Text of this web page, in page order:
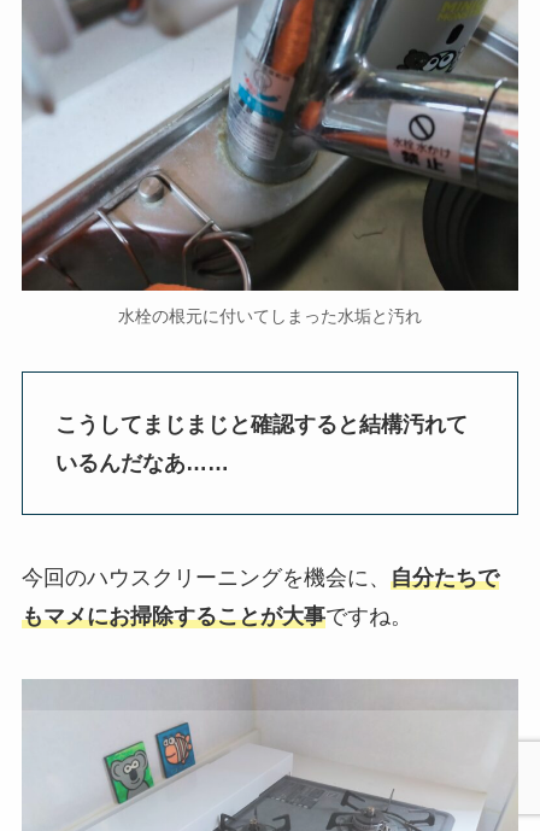
水栓の根元に付いてしまった水垢と汚れ
こうしてまじまじと確認すると結構汚れて
いるんだなあ……
今回のハウスクリーニングを機会に、 自分たちで
もマメにお掃除することが大事ですね。